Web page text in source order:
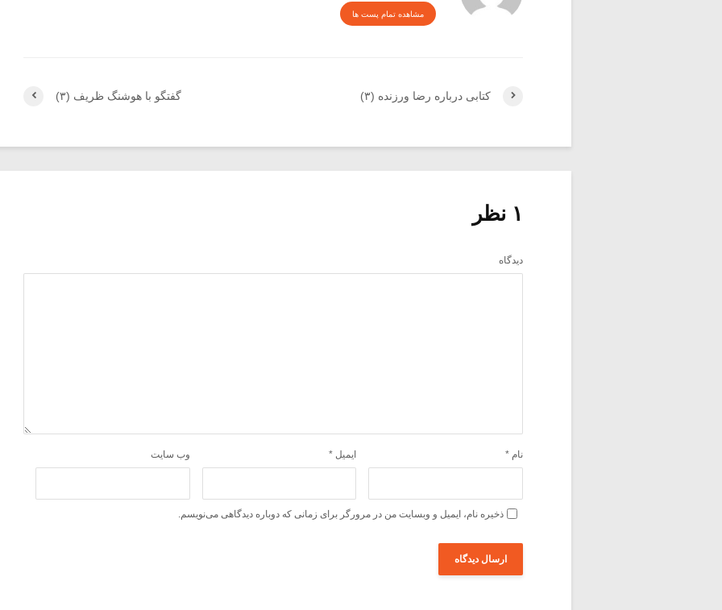
مشاهده تمام پست ها
گفتگو با هوشنگ ظریف (۳) کتابی درباره رضا ورزنده (۳)
۱ نظر
دیدگاه
نام * ایمیل * وب‌ سایت
ذخیره نام، ایمیل و وبسایت من در مرورگر برای زمانی که دوباره دیدگاهی می‌نویسم.